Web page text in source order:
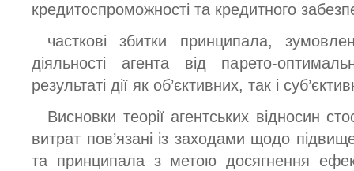
кредитоспроможності та кредитного
часткові збитки принципала,
діяльності агента від парето-
результаті дії як об’єктивних, так і
Висновки теорії агентських відносин
витрат пов’язані із заходами щодо
та принципала з метою досягнення